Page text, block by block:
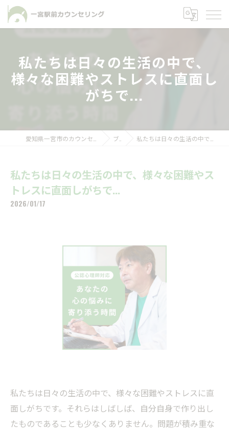
私たちは日々の生活の中で、
様々な困難やストレスに直面し
がちで...
ブログ 私たちは日々の生活の中で、様々な困難やストレスに直面しがちで...
私たちは日々の生活の中で、様々な困難やス
トレスに直面しがちで...
2026/01/17
私たちは日々の生活の中で、様々な困難やストレスに直
面しがちです。それらはしばしば、自分自身で作り出し
たものであることも少なくありません。問題が積み重な